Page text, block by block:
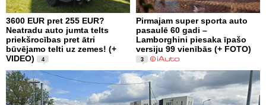
3600 EUR pret 255 EUR?
Neatradu auto jumta telts
priekšrocības pret ātri
būvējamo telti uz zemes! (+
VIDEO)
4
Pirmajam super sporta auto
pasaulē 60 gadi –
Lamborghini piesaka īpašo
versiju 99 vienībās (+ FOTO)
3